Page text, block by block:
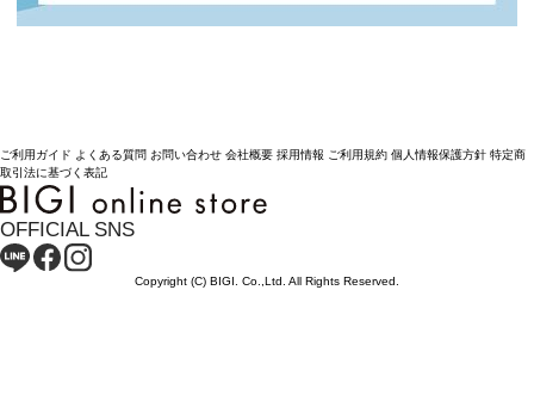
ご利用ガイド よくある質問 お問い合わせ 会社概要 採用情報 ご利用規約 個人情報保護方針 特定商
取引法に基づく表記
OFFICIAL SNS
Copyright (C) BIGI. Co.,Ltd. All Rights Reserved.